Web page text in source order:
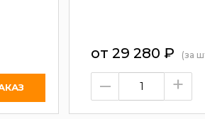
от 29 280 ₽ (за
– +